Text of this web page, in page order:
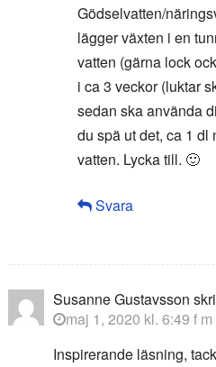
Gödselvatten/
lägger växten i en
vatten (gärna lock
i ca 3 veckor (luktar
sedan ska använda
du spä ut det, ca 1
vatten. Lycka till. 🙂
Svara
Susanne Gustavsson
maj 1, 2020 kl. 6:49 f m
Inspirerande läsning,